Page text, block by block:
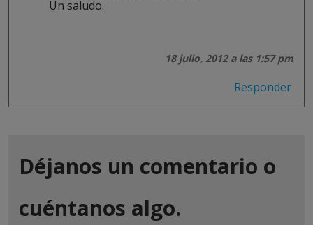
18 julio, 2012 a las 1:57 pm
Un saludo.
Responder
Déjanos un comentario o
cuéntanos algo.